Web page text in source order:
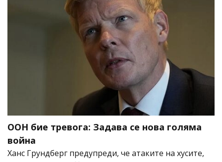
ООН бие тревога: Задава се нова голяма
война
Ханс Грундберг предупреди, че атаките на хусите,